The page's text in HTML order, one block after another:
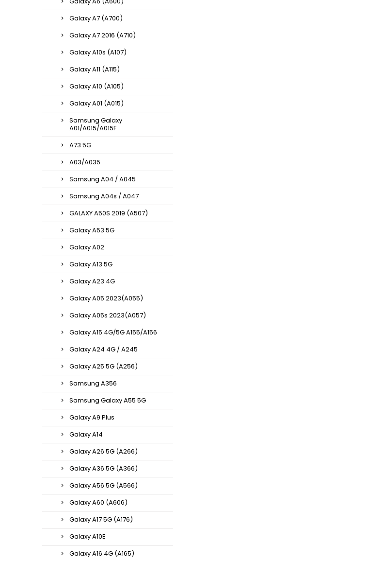
Galaxy A7 (A700)
Galaxy A7 2016 (A710)
Galaxy A10s (A107)
Galaxy A11 (A115)
Galaxy A10 (A105)
Galaxy A01 (A015)
Samsung Galaxy
A01/A015/A015F
A73 5G
A03/A035
Samsung A04 / A045
Samsung A04s / A047
GALAXY A50S 2019 (A507)
Galaxy A53 5G
Galaxy A02
Galaxy A13 5G
Galaxy A23 4G
Galaxy A05 2023(A055)
Galaxy A05s 2023(A057)
Galaxy A15 4G/5G A155/A156
Galaxy A24 4G / A245
Galaxy A25 5G (A256)
Samsung A356
Samsung Galaxy A55 5G
Galaxy A9 Plus
Galaxy A14
Galaxy A26 5G (A266)
Galaxy A36 5G (A366)
Galaxy A56 5G (A566)
Galaxy A60 (A606)
Galaxy A17 5G (A176)
Galaxy A10E
Galaxy A16 4G (A165)